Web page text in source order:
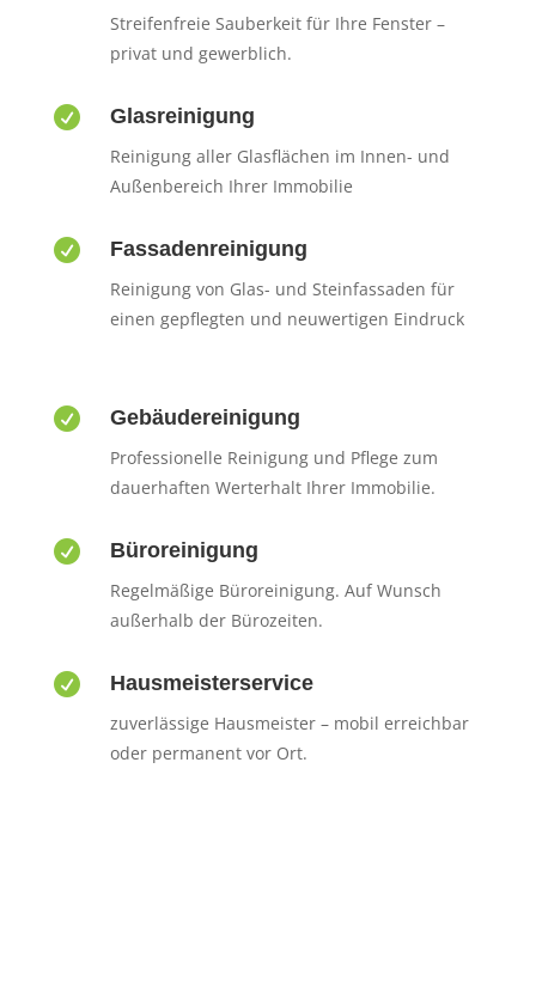
Streifenfreie Sauberkeit für Ihre Fenster –
privat und gewerblich.
 Glasreinigung
Reinigung aller Glasflächen im Innen- und
Außenbereich Ihrer Immobilie
 Fassadenreinigung
Reinigung von Glas- und Steinfassaden für
einen gepflegten und neuwertigen Eindruck
 Gebäudereinigung
Professionelle Reinigung und Pflege zum
dauerhaften Werterhalt Ihrer Immobilie.
 Büroreinigung
Regelmäßige Büroreinigung. Auf Wunsch
außerhalb der Bürozeiten.
 Hausmeisterservice
zuverlässige Hausmeister – mobil erreichbar
oder permanent vor Ort.